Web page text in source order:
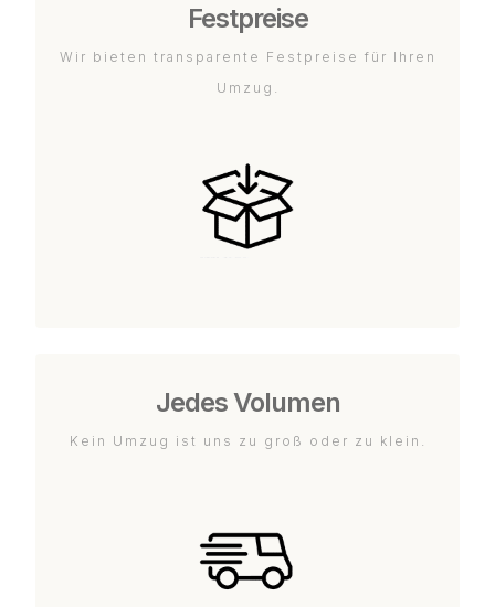
Festpreise
Wir bieten transparente Festpreise für Ihren
Umzug.
Jedes Volumen
Kein Umzug ist uns zu groß oder zu klein.